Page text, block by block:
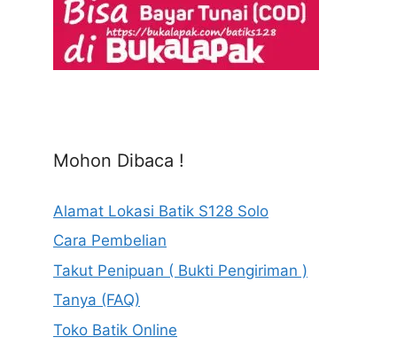
Mohon Dibaca !
Alamat Lokasi Batik S128 Solo
Cara Pembelian
Takut Penipuan ( Bukti Pengiriman )
Tanya (FAQ)
Toko Batik Online